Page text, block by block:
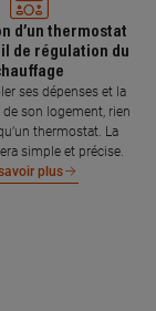
d’un thermostat
de régulation du
ses dépenses et la
son logement, rien
thermostat. La
simple et précise.
plus